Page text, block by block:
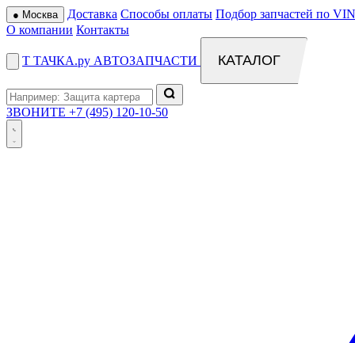
● Москва Доставка Способы оплаты Подбор запчастей по
О компании Контакты
Т ТАЧКА.ру АВТОЗАПЧАСТИ КАТАЛОГ
ЗВОНИТЕ +7 (495) 120-10-50